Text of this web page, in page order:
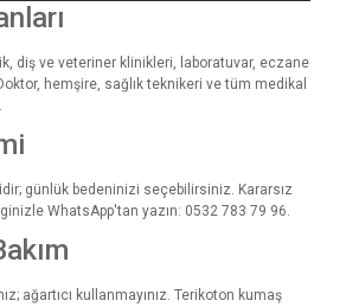
diş ve veteriner klinikleri, laboratuvar, eczane
hemşire, sağlık teknikeri ve tüm medikal
günlük bedeninizi seçebilirsiniz. Kararsız
WhatsApp'tan yazın: 0532 783 79 96.
ağartıcı kullanmayınız. Terikoton kumaş